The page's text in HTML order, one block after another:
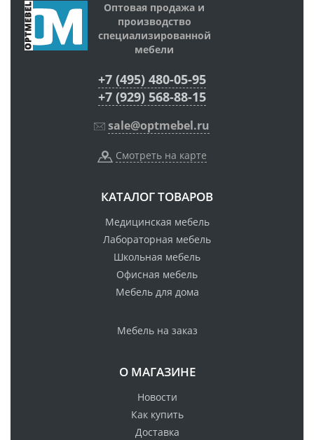
Оптовая продажа и
производство
специализированной
мебели
+7 (495) 480-05-95
+7 (929) 568-88-15
sale@optmebel.ru
Смотреть на карте
КАТАЛОГ ТОВАРОВ
Медицинская мебель
Лабораторная мебель
Школьная мебель
Офисная мебель
Мебель для дома
Мебель на заказ
О МАГАЗИНЕ
Новости
Как купить
Доставка